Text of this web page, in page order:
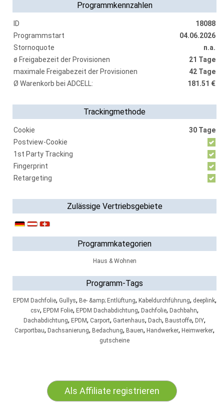
Programmkennzahlen
ID
18088
Programmstart
04.06.2026
Stornoquote
n.a.
ø Freigabezeit der Provisionen
21 Tage
maximale Freigabezeit der Provisionen
42 Tage
Ø Warenkorb bei ADCELL:
181.51 €
Trackingmethode
Cookie
30 Tage
Postview-Cookie
1st Party Tracking
Fingerprint
Retargeting
Zulässige Vertriebsgebiete
Programmkategorien
Haus & Wohnen
Programm-Tags
EPDM Dachfolie, Gullys, Be- &amp; Entlüftung, Kabeldurchführung, deeplink,
csv, EPDM Folie, EPDM Dachabdichtung, Dachfolie, Dachbahn,
Dachabdichtung, EPDM, Carport, Gartenhaus, Dach, Baustoffe, DIY,
Carportbau, Dachsanierung, Bedachung, Bauen, Handwerker, Heimwerker,
gutscheine
Als Affiliate registrieren